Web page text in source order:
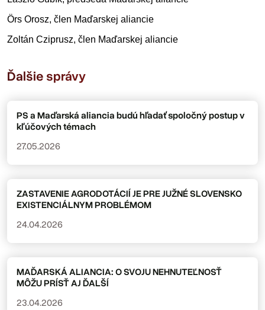
Örs Orosz, člen Maďarskej aliancie
Zoltán Cziprusz, člen Maďarskej aliancie
Ďalšie správy
PS a Maďarská aliancia budú hľadať spoločný postup v
kľúčových témach
27.05.2026
ZASTAVENIE AGRODOTÁCIÍ JE PRE JUŽNÉ SLOVENSKO
EXISTENCIÁLNYM PROBLÉMOM
24.04.2026
MAĎARSKÁ ALIANCIA: O SVOJU NEHNUTEĽNOSŤ
MÔŽU PRÍSŤ AJ ĎALŠÍ
23.04.2026